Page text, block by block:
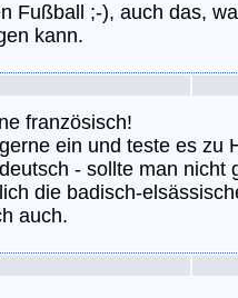
Fußball ;-), auch das,
kann.
französisch!
ein und teste es zu
- sollte man nicht
die badisch-
auch.